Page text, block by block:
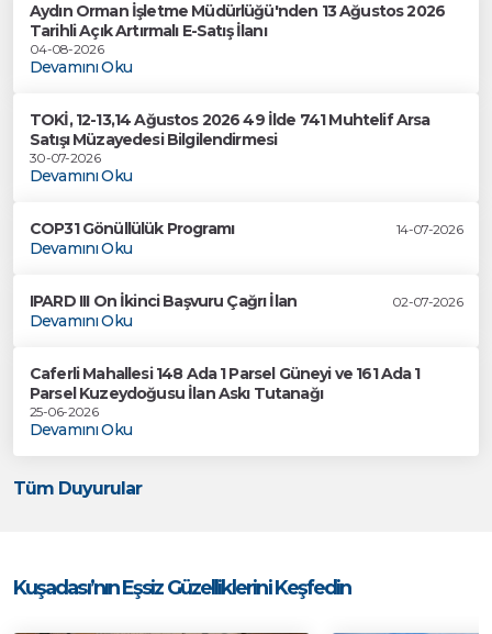
Aydın Orman İşletme Müdürlüğü'nden 13 Ağustos 2026
Tarihli Açık Artırmalı E-Satış İlanı
04-08-2026
Devamını Oku
TOKİ, 12-13,14 Ağustos 2026 49 İlde 741 Muhtelif Arsa
Satışı Müzayedesi Bilgilendirmesi
30-07-2026
Devamını Oku
COP31 Gönüllülük Programı 14-07-2026
Devamını Oku
IPARD III On İkinci Başvuru Çağrı İlan 02-07-2026
Devamını Oku
Caferli Mahallesi 148 Ada 1 Parsel Güneyi ve 161 Ada 1
Parsel Kuzeydoğusu İlan Askı Tutanağı
25-06-2026
Devamını Oku
Tüm Duyurular
Kuşadası’nın Eşsiz Güzelliklerini Keşfedin